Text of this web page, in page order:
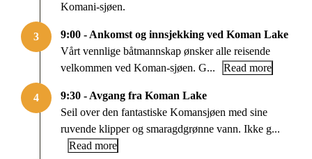
Komani-sjøen.
3
9:00 - Ankomst og innsjekking ved Koman Lake
Vårt vennlige båtmannskap ønsker alle reisende
velkommen ved Koman-sjøen. G...
Read more
4
9:30 - Avgang fra Koman Lake
Seil over den fantastiske Komansjøen med sine
ruvende klipper og smaragdgrønne vann. Ikke g...
Read more